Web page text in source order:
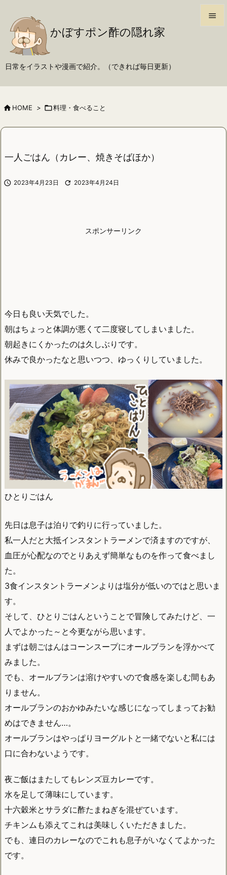
かぼすポン酢の隠れ家
日常をイラストや漫画で紹介。（できれば毎日更新）


 HOME > 料理・食べること
一人ごはん（カレー、焼きそばほか）
 2023年4月23日  2023年4月24日
スポンサーリンク
今日も良い天気でした。
朝はちょっと体調が悪くて二度寝してしまいました。
朝起きにくかったのは久しぶりです。
休みで良かったなと思いつつ、ゆっくりしていました。
ひとりごはん
先日は息子は泊りで釣りに行っていました。
私一人だと大抵インスタントラーメンで済ますのですが、
血圧が心配なのでとりあえず簡単なものを作って食べまし
た。
3食インスタントラーメンよりは塩分が低いのではと思いま
す。
そして、ひとりごはんということで冒険してみたけど、一
人でよかった～と今更ながら思います。
まずは朝ごはんはコーンスープにオールブランを浮かべて
みました。
でも、オールブランは溶けやすいので食感を楽しむ間もあ
りません。
オールブランのおかゆみたいな感じになってしまってお勧
めはできません…。
オールブランはやっぱりヨーグルトと一緒でないと私には
口に合わないようです。
夜ご飯はまたしてもレンズ豆カレーです。
水を足して薄味にしています。
十六穀米とサラダに酢たまねぎを混ぜています。
チキンムも添えてこれは美味しくいただきました。
でも、連日のカレーなのでこれも息子がいなくてよかった
です。